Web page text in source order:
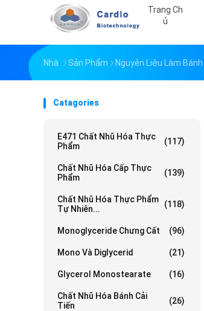
Trang Ch
Ủ
Nhà Sản Phẩm Nguyên Liệu Làm Bánh
Catagories
E471 Chất Nhũ Hóa Thực
Phẩm
(117)
Chất Nhũ Hóa Cấp Thực
Phẩm
(139)
Chất Nhũ Hóa Thực Phẩm
Tự Nhiên...
(118)
Monoglyceride Chưng Cất (96)
Mono Và Diglycerid (21)
Glycerol Monostearate (16)
Chất Nhũ Hóa Bánh Cải
Tiến
(26)